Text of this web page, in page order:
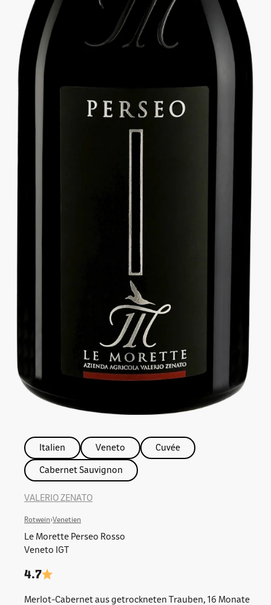
Italien Veneto Cuvée
Cabernet Sauvignon
VALERIO ZENATO
Rotwein›Venetien
Le Morette Perseo Rosso
Veneto IGT
4.7
Merlot-Cabernet aus getrockneten Trauben, 16 Monate